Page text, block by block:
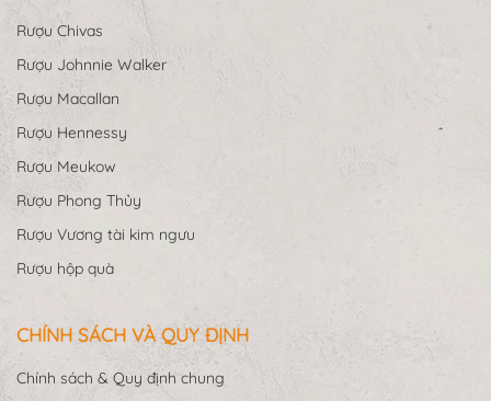
Rượu Chivas
Rượu Johnnie Walker
Rượu Macallan
Rượu Hennessy
Rượu Meukow
Rượu Phong Thủy
Rượu Vương tài kim ngưu
Rượu hộp quà
CHÍNH SÁCH VÀ QUY ĐỊNH
Chính sách & Quy định chung